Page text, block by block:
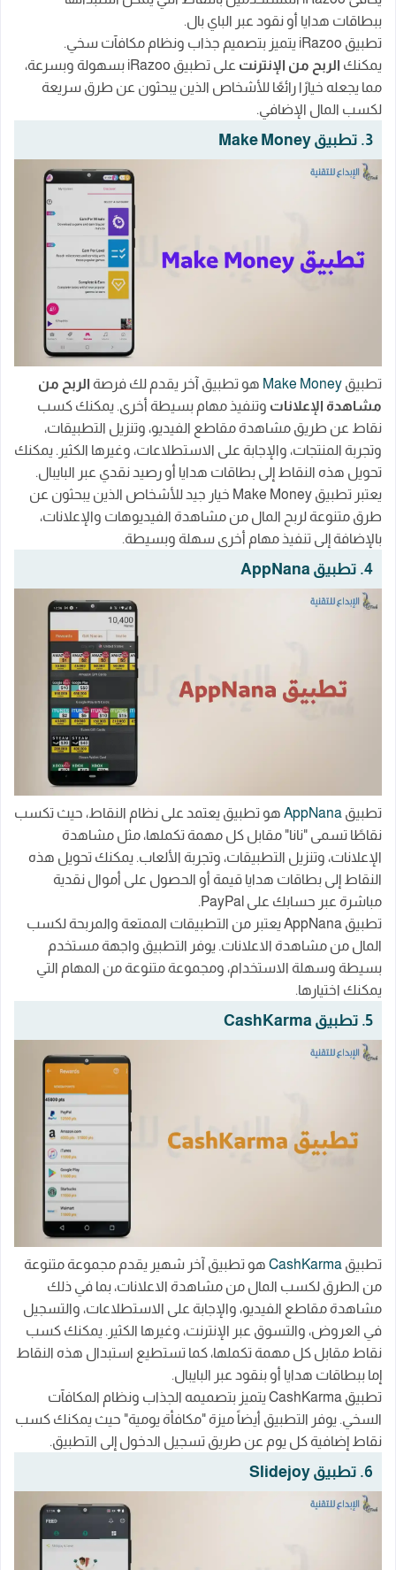
ببطاقات هدايا أو نقود عبر الباي بال.
تطبيق iRazoo يتميز بتصميم جذاب ونظام مكافآت سخي.
يمكنك الربح من الإنترنت
على تطبيق iRazoo بسهولة وبسرعة،
مما يجعله خيارًا رائعًا للأشخاص الذين يبحثون عن طرق سريعة
لكسب المال الإضافي.
3. تطبيق Make Money
تطبيق Make Money هو تطبيق آخر يقدم لك فرصة الربح من
مشاهدة الإعلانات وتنفيذ مهام بسيطة أخرى. يمكنك كسب
نقاط عن طريق مشاهدة مقاطع الفيديو، وتنزيل التطبيقات،
وتجربة المنتجات، والإجابة على الاستطلاعات، وغيرها الكثير. يمكنك
تحويل هذه النقاط إلى بطاقات هدايا أو رصيد نقدي عبر البايبال.
يعتبر تطبيق Make Money خيار جيد للأشخاص الذين يبحثون عن
طرق متنوعة لربح المال من مشاهدة الفيديوهات والإعلانات،
بالإضافة إلى تنفيذ مهام أخرى سهلة وبسيطة.
4. تطبيق AppNana
تطبيق AppNana هو تطبيق يعتمد على نظام النقاط، حيث تكسب
نقاطًا تسمى "نانا" مقابل كل مهمة تكملها، مثل مشاهدة
الإعلانات، وتنزيل التطبيقات، وتجربة الألعاب. يمكنك تحويل هذه
النقاط إلى بطاقات هدايا قيمة أو الحصول على أموال نقدية
مباشرة عبر حسابك على PayPal.
تطبيق AppNana يعتبر من التطبيقات الممتعة والمربحة لكسب
المال من مشاهدة الاعلانات. يوفر التطبيق واجهة مستخدم
بسيطة وسهلة الاستخدام، ومجموعة متنوعة من المهام التي
يمكنك اختيارها.
5. تطبيق CashKarma
تطبيق CashKarma هو تطبيق آخر شهير يقدم مجموعة متنوعة
من الطرق لكسب المال من مشاهدة الاعلانات، بما في ذلك
مشاهدة مقاطع الفيديو، والإجابة على الاستطلاعات، والتسجيل
في العروض، والتسوق عبر الإنترنت، وغيرها الكثير. يمكنك كسب
نقاط مقابل كل مهمة تكملها، كما تستطيع استبدال هذه النقاط
إما ببطاقات هدايا أو بنقود عبر البايبال.
تطبيق CashKarma يتميز بتصميمه الجذاب ونظام المكافآت
السخي. يوفر التطبيق أيضاً ميزة "مكافأة يومية" حيث يمكنك كسب
نقاط إضافية كل يوم عن طريق تسجيل الدخول إلى التطبيق.
6. تطبيق Slidejoy